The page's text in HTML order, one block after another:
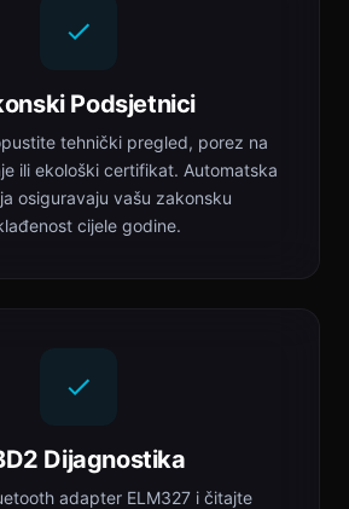
Podsjetnici
tehnički pregled, porez na
ili ekološki certifikat. Automatska
osiguravaju vašu zakonsku
cijele godine.
Dijagnostika
adapter ELM327 i čitajte